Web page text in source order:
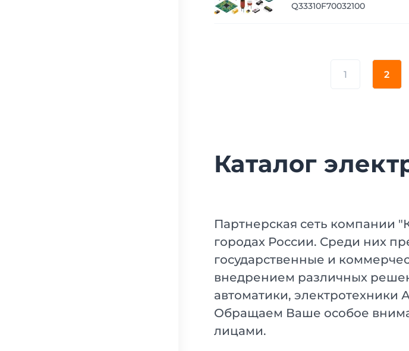
Q33310F70032100
1 2
Каталог
Партнерская сеть компании
городах России. Среди них
государственные и
внедрением различных
автоматики,
Обращаем Ваше особое
лицами.